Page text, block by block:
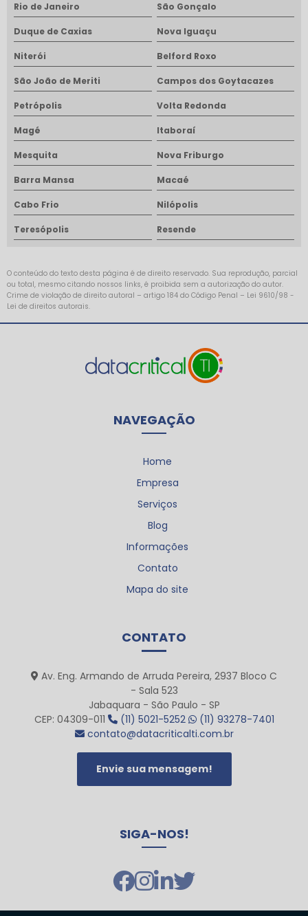
Rio de Janeiro São Gonçalo
Duque de Caxias Nova Iguaçu
Niterói Belford Roxo
São João de Meriti Campos dos Goytacazes
Petrópolis Volta Redonda
Magé Itaboraí
Mesquita Nova Friburgo
Barra Mansa Macaé
Cabo Frio Nilópolis
Teresópolis Resende
O conteúdo do texto desta página é de direito reservado. Sua reprodução, parcial
ou total, mesmo citando nossos links, é proibida sem a autorização do autor.
Crime de violação de direito autoral – artigo 184 do Código Penal – Lei 9610/98 -
Lei de direitos autorais.
NAVEGAÇÃO
Home
Empresa
Serviços
Blog
Informações
Contato
Mapa do site
CONTATO
Av. Eng. Armando de Arruda Pereira, 2937 Bloco C
- Sala 523
Jabaquara - São Paulo - SP
CEP: 04309-011
(11) 5021-5252
(11) 93278-7401
contato@datacriticalti.com.br
Envie sua mensagem!
SIGA-NOS!